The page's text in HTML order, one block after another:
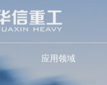
应用领域